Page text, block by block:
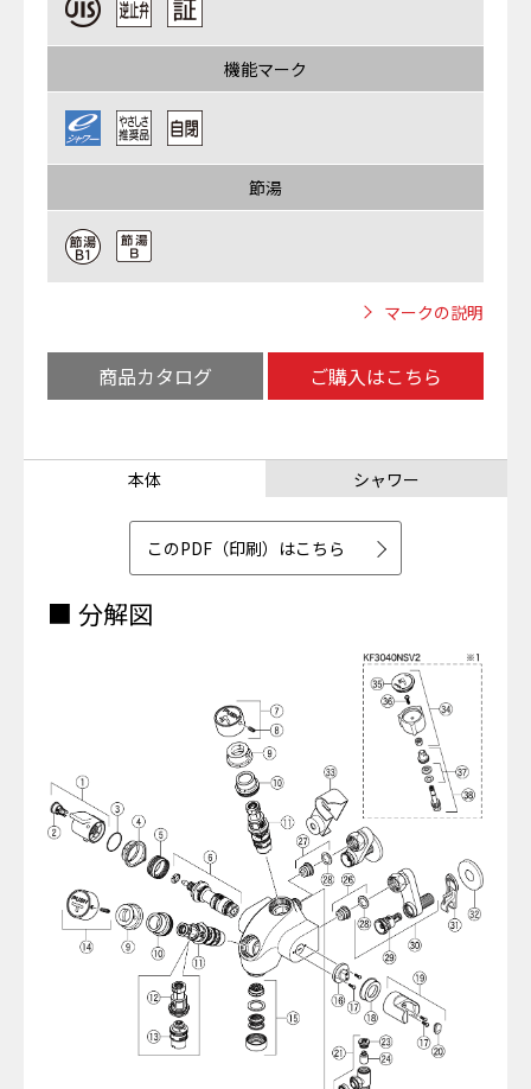
機能マーク
節湯
マークの説明
商品カタログ ご購入はこちら
本体 シャワー
このPDF（印刷）はこちら
■ 分解図